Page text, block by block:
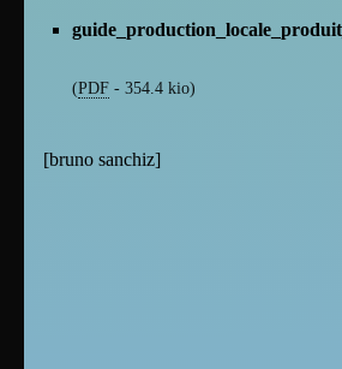
(PDF - 354.4 kio)
[bruno sanchiz]